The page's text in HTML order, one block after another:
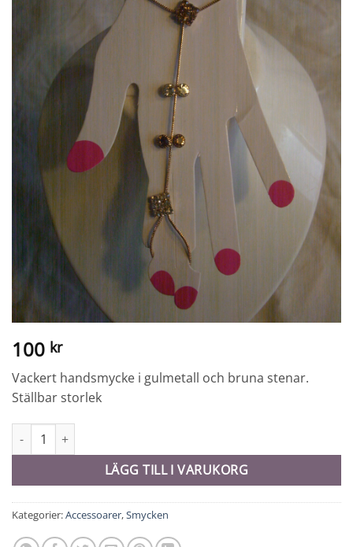
100 kr
Vackert handsmycke i gulmetall och bruna stenar.
Ställbar storlek
Handsmycke - 10761 mängd
LÄGG TILL I VARUKORG
Kategorier:Accessoarer,Smycken